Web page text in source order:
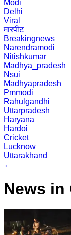
Modi
Delhi
Viral
मारपीट
Breakingnews
Narendramodi
Nitishkumar
Madhya_pradesh
Nsui
Madhyapradesh
Pmmodi
Rahulgandhi
Uttarpradesh
Haryana
Hardoi
Cricket
Lucknow
Uttarakhand
←
News in